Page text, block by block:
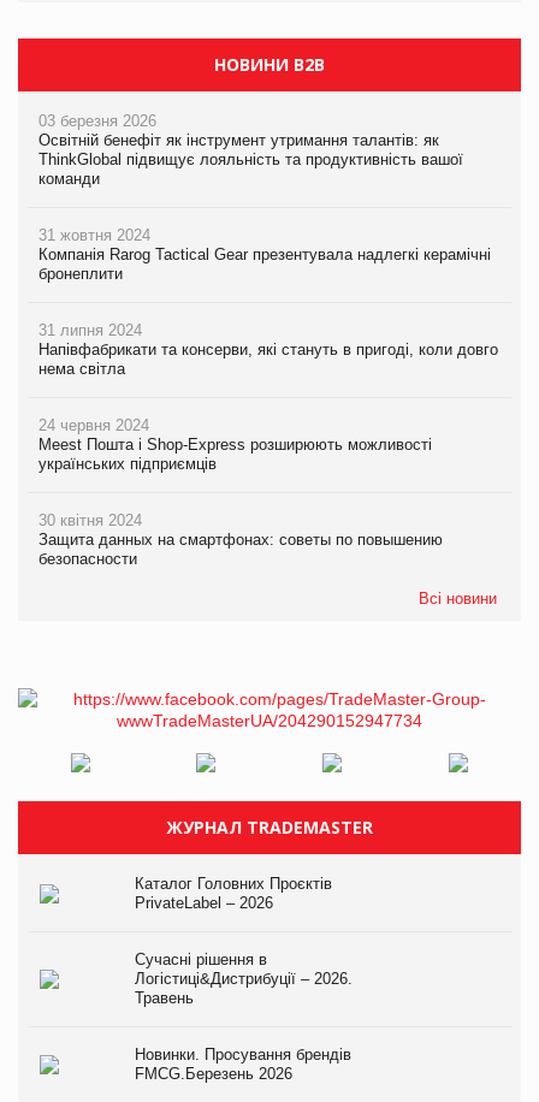
НОВИНИ B2B
03 березня 2026
Освітній бенефіт як інструмент утримання талантів: як
ThinkGlobal підвищує лояльність та продуктивність вашої
команди
31 жовтня 2024
Компанія Rarog Tactical Gear презентувала надлегкі керамічні
бронеплити
31 липня 2024
Напівфабрикати та консерви, які стануть в пригоді, коли довго
нема світла
24 червня 2024
Meest Пошта і Shop-Express розширюють можливості
українських підприємців
30 квітня 2024
Защита данных на смартфонах: советы по повышению
безопасности
Всі новини
ЖУРНАЛ TRADEMASTER
Каталог Головних Проєктів
PrivateLabel – 2026
Сучасні рішення в
Логістиці&Дистрибуції – 2026.
Травень
Новинки. Просування брендів
FMCG.Березень 2026